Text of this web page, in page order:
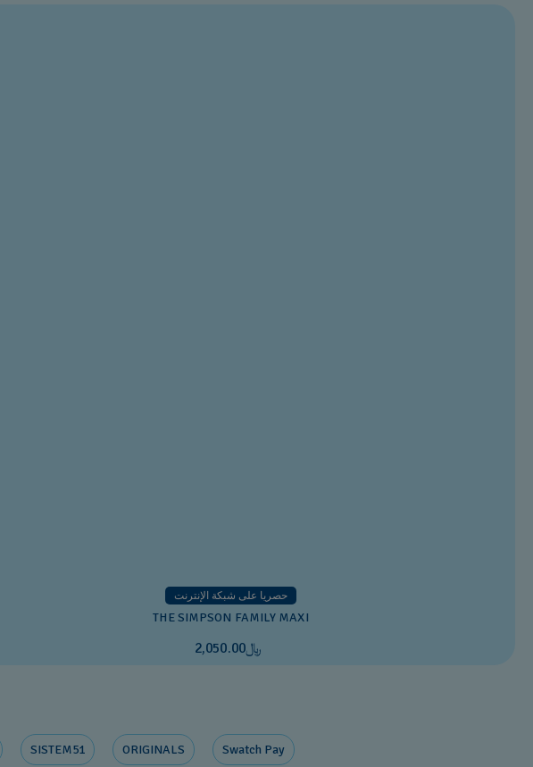
حصريا على شبكة الإنترنت
THE SIMPSON FAMILY MAXI
﷼2,050.00
Swatch Pay
ORIGINALS
SISTEM51